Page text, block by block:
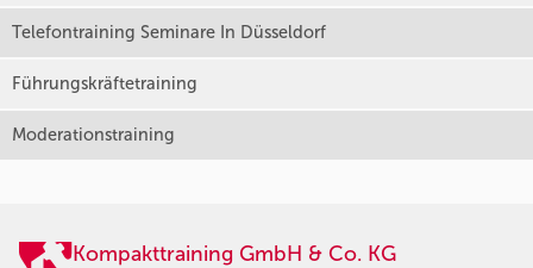
Telefontraining Seminare In Düsseldorf
Führungskräftetraining
Moderationstraining
Kompakttraining GmbH & Co. KG